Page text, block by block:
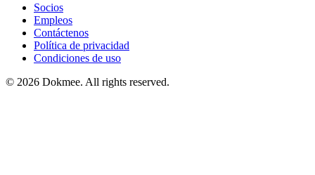
Socios
Empleos
Contáctenos
Política de privacidad
Condiciones de uso
© 2026 Dokmee. All rights reserved.